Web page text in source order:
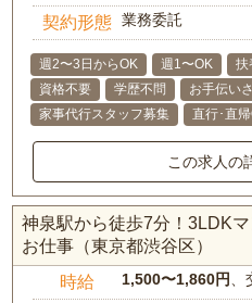
契約形態 業務委託
週2〜3日からOK 週1〜OK 扶
資格不要
学歴不問
お手伝い
家事代行スタッフ募集
直行･直
この求人の
神泉駅から徒歩7分！3LDK
お仕事（東京都渋谷区）
時給 1,500〜1,860円